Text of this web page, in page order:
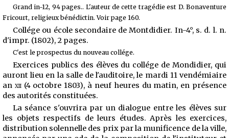
Grand in-12, 94 pages.. L'auteur de cette tragédie est D. Bonaventure
Fricourt, religieux bénédictin. Voir page 160.
Collége ou école secondaire de Montdidier. In-4°, s. d. l. n.
d'impr. (1802), 2 pages.
C'est le prospectus du nouveau collége.
Exercices publics des élèves du collége de Mondidier, qui
auront lieu en la salle de l'auditoire, le mardi 11 vendémiaire
an xii(4 octobre 1803), à neuf heures du matin, en présence
des autorités constituées.
La séance s'ouvrira par un dialogue entre les élèves sur
les objets respectifs de leurs études. Après les exercices,
distribution solennelle des prix par la munificence de la ville,